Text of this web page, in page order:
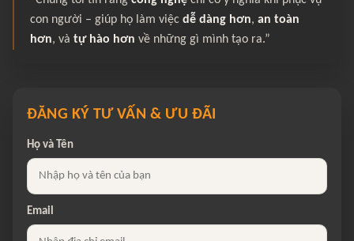
con người – giúp họ làm việc dễ dàng hơn, an toàn
hơn, và tự hào hơn về những gì mình tạo ra.”
ĐĂNG KÝ TƯ VẤN & ƯU ĐÃI
Họ và Tên
Email